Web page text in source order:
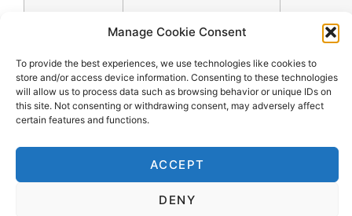
Manage Cookie Consent
To provide the best experiences, we use technologies like cookies to
store and/or access device information. Consenting to these technologies
will allow us to process data such as browsing behavior or unique IDs on
this site. Not consenting or withdrawing consent, may adversely affect
certain features and functions.
ACCEPT
DENY
Iekļauts Pilna cena
Somu
glabātuve
50% vai 50,00 EUR mēnesī Pilna cena